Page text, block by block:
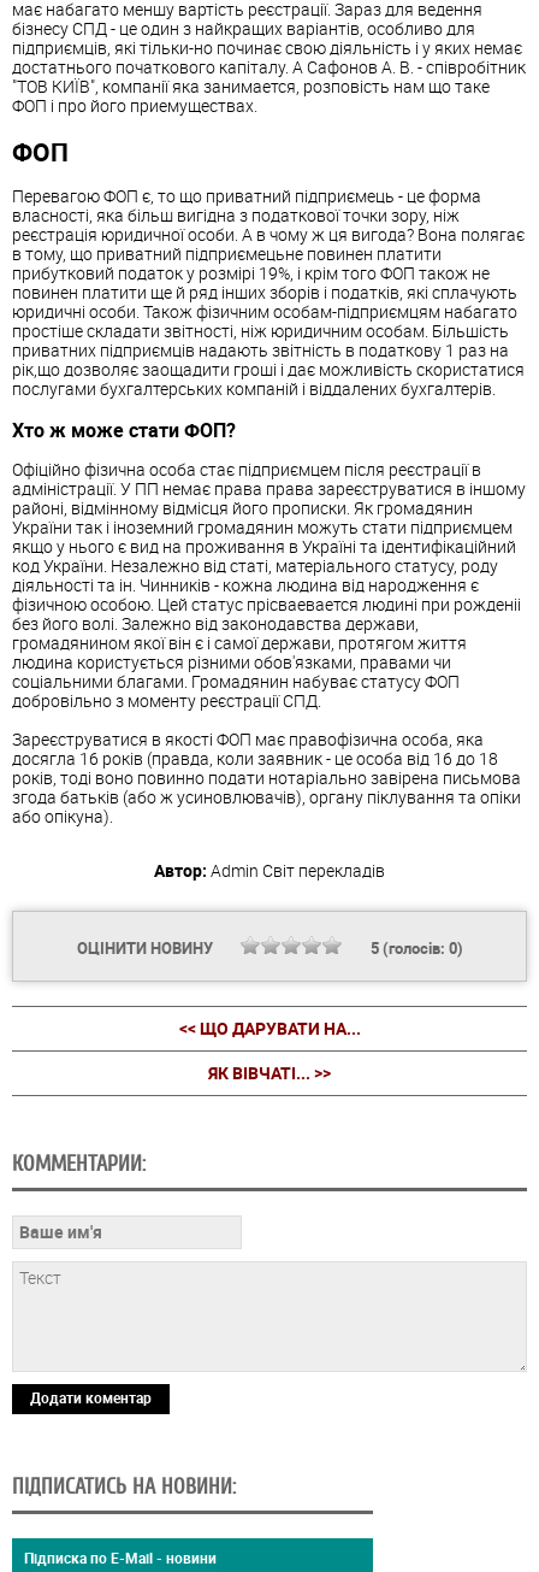
має набагато меншу вартість реєстрації. Зараз для ведення
бізнесу СПД - це один з найкращих варіантів, особливо для
підприємців, які тільки-но починає свою діяльність і у яких немає
достатнього початкового капіталу. А Сафонов А. В. - співробітник
"ТОВ КИЇВ", компанії яка занимается, розповість нам що таке
ФОП і про його приемуществах.
ФОП
Перевагою ФОП є, то що приватний підприємець - це форма
власності, яка більш вигідна з податкової точки зору, ніж
реєстрація юридичної особи. А в чому ж ця вигода? Вона полягає
в тому, що приватний підприємецьне повинен платити
прибутковий податок у розмірі 19%, і крім того ФОП також не
повинен платити ще й ряд інших зборів і податків, які сплачують
юридичні особи. Також фізичним особам-підприємцям набагато
простіше складати звітності, ніж юридичним особам. Більшість
приватних підприємців надають звітність в податкову 1 раз на
рік,що дозволяє заощадити гроші і дає можливість скористатися
послугами бухгалтерських компаній і віддалених бухгалтерів.
Хто ж може стати ФОП?
Офіційно фізична особа стає підприємцем після реєстрації в
адміністрації. У ПП немає права права зареєструватися в іншому
районі, відмінному відмісця його прописки. Як громадянин
України так і іноземний громадянин можуть стати підприємцем
якщо у нього є вид на проживання в Україні та ідентифікаційний
код України. Незалежно від статі, матеріального статусу, роду
діяльності та ін. Чинників - кожна людина від народження є
фізичною особою. Цей статус прісваевается людині при рожденіі
без його волі. Залежно від законодавства держави,
громадянином якої він є і самої держави, протягом життя
людина користується різними обов'язками, правами чи
соціальними благами. Громадянин набуває статусу ФОП
добровільно з моменту реєстрації СПД.
Зареєструватися в якості ФОП має правофізична особа, яка
досягла 16 років (правда, коли заявник - це особа від 16 до 18
років, тоді воно повинно подати нотаріально завірена письмова
згода батьків (або ж усиновлювачів), органу піклування та опіки
або опікуна).
Автор: Admin Світ перекладів
ОЦІНИТИ НОВИНУ 5(голосів: 0)
<< ЩО ДАРУВАТИ НА...
ЯК ВІВЧАТІ... >>
КОММЕНТАРИИ:
Додати коментар
ПІДПИСАТИСЬ НА НОВИНИ:
Підписка по E-Mail - новини